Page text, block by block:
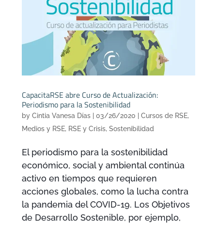
CapacitaRSE abre Curso de Actualización:
Periodismo para la Sostenibilidad
by Cintia Vanesa Días| 03/26/2020 Cursos de RSE,
Medios y RSE, RSE y Crisis, Sostenibilidad
El periodismo para la sostenibilidad
económico, social y ambiental continúa
activo en tiempos que requieren
acciones globales, como la lucha contra
la pandemia del COVID-19. Los Objetivos
de Desarrollo Sostenible, por ejemplo,